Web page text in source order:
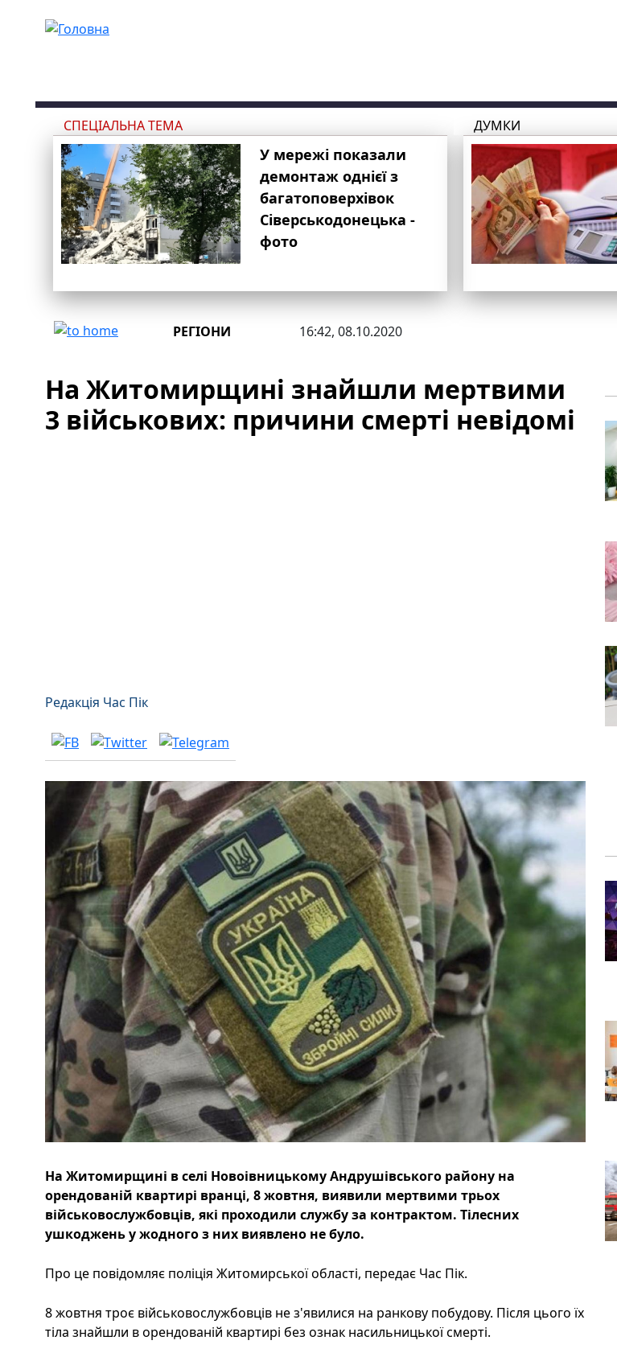
СПЕЦІАЛЬНА ТЕМА
У мережі показали
демонтаж однієї з
багатоповерхівок
Сіверськодонецька -
фото
ДУМКИ
РЕГІОНИ 16:42, 08.10.2020
На Житомирщині знайшли мертвими
3 військових: причини смерті невідомі
Редакція Час Пік
На Житомирщині в селі Новоівницькому Андрушівського району на
орендованій квартирі вранці, 8 жовтня, виявили мертвими трьох
військовослужбовців, які проходили службу за контрактом. Тілесних
ушкоджень у жодного з них виявлено не було.
Про це повідомляє поліція Житомирської області, передає Час Пік.
8 жовтня троє військовослужбовців не з'явилися на ранкову побудову. Після цього їх
тіла знайшли в орендованій квартирі без ознак насильницької смерті.